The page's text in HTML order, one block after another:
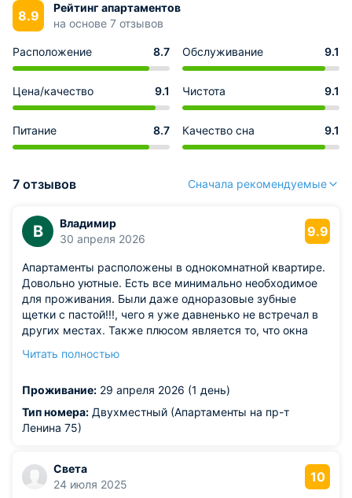
8.9
Рейтинг апартаментов
на основе 7 отзывов
Расположение 8.7 Обслуживание 9.1
Цена/качество 9.1 Чистота 9.1
Питание 8.7 Качество сна 9.1
7 отзывов Сначала рекомендуемые
В
Владимир
30 апреля 2026
9.9
Апартаменты расположены в однокомнатной квартире.
Довольно уютные. Есть все минимально необходимое
для проживания. Были даже одноразовые зубные
щетки с пастой!!!, чего я уже давненько не встречал в
других местах. Также плюсом является то, что окна
нет шума и ночью можно спокойно спатью. Магазин
поэтому с приобретением продуктов вопросо не
возникло. Поселение (получение ключей и инструкций)
прошло оперативно и без проблем. Также довольно
Читать полностью
Проживание: 29 апреля 2026 (1 день)
Тип номера: Двухместный (Апартаменты на пр-т
Ленина 75)
Света
24 июля 2025
10